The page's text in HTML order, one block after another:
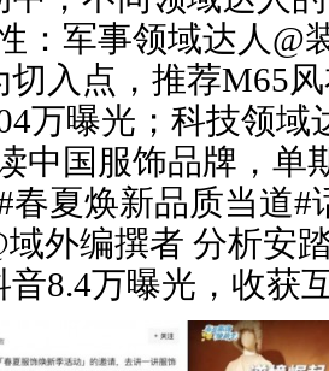
：军事领域达人@
切入点，推荐M65
万曝光；科技领域
中国服饰品牌，单
春夏焕新品质当道#
域外编撰者 分析安
8.4万曝光，收获